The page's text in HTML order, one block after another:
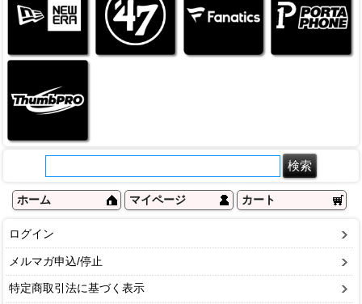
ホーム マイページ カート
ログイン
メルマガ申込/停止
特定商取引法に基づく表示